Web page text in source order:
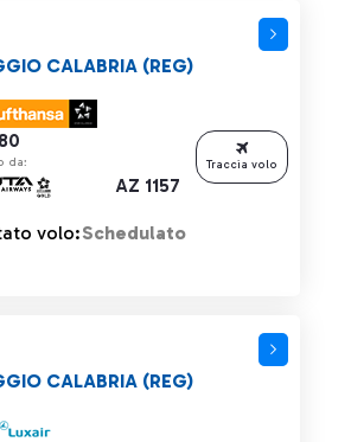
da:
AZ 1157
CALABRIA (REG)
volo:Schedulato
Traccia volo
CALABRIA (REG)